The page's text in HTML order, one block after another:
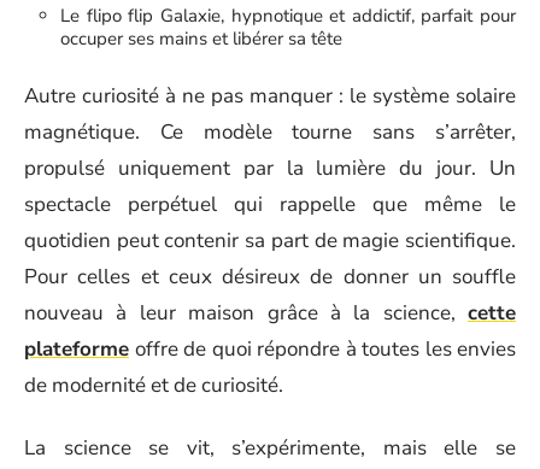
Le flipo flip Galaxie, hypnotique et addictif, parfait pour
occuper ses mains et libérer sa tête
Autre curiosité à ne pas manquer : le système solaire
magnétique. Ce modèle tourne sans s’arrêter,
propulsé uniquement par la lumière du jour. Un
spectacle perpétuel qui rappelle que même le
quotidien peut contenir sa part de magie scientifique.
Pour celles et ceux désireux de donner un souffle
nouveau à leur maison grâce à la science, cette
plateforme offre de quoi répondre à toutes les envies
de modernité et de curiosité.
La science se vit, s’expérimente, mais elle se